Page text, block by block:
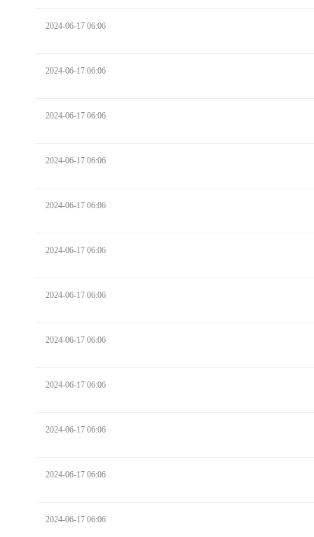
2024-06-17 06:06
2024-06-17 06:06
2024-06-17 06:06
2024-06-17 06:06
2024-06-17 06:06
2024-06-17 06:06
2024-06-17 06:06
2024-06-17 06:06
2024-06-17 06:06
2024-06-17 06:06
2024-06-17 06:06
2024-06-17 06:06